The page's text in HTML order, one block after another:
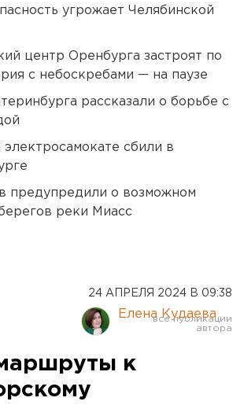
угрожает Челябинской
центр Оренбурга застроят по
с небоскребами — на паузе
рассказали о борьбе с
электросамокате сбили в
предупредили о возможном
реки Миасс
24 АПРЕЛЯ 2024 В 09:38
Елена Кудаева
к